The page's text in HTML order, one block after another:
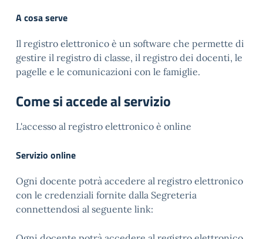
A cosa serve
Il registro elettronico è un software che permette di
gestire il registro di classe, il registro dei docenti, le
pagelle e le comunicazioni con le famiglie.
Come si accede al servizio
L'accesso al registro elettronico è online
Servizio online
Ogni docente potrà accedere al registro elettronico
con le credenziali fornite dalla Segreteria
connettendosi al seguente link: